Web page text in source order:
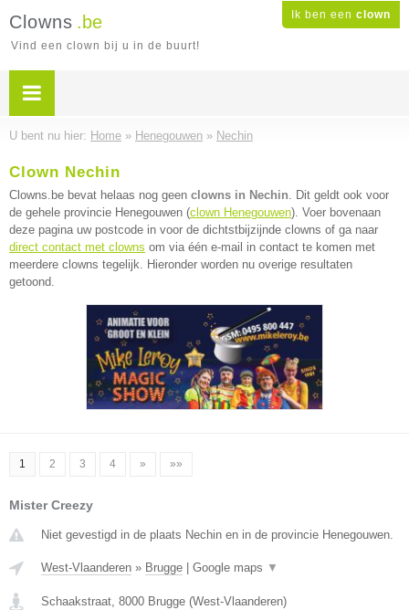
Ik ben een clown
Clowns .be
Vind een clown bij u in de buurt!
U bent nu hier: Home » Henegouwen » Nechin
Clown Nechin
Clowns.be bevat helaas nog geen clowns in Nechin. Dit geldt ook voor
de gehele provincie Henegouwen (clown Henegouwen). Voer bovenaan
deze pagina uw postcode in voor de dichtstbijzijnde clowns of ga naar
direct contact met clowns om via één e-mail in contact te komen met
meerdere clowns tegelijk. Hieronder worden nu overige resultaten
getoond.
1 2 3 4 » »»
Mister Creezy
Niet gevestigd in de plaats Nechin en in de provincie Henegouwen.
West-Vlaanderen » Brugge Google maps ▼
Schaakstraat, 8000 Brugge (West-Vlaanderen)